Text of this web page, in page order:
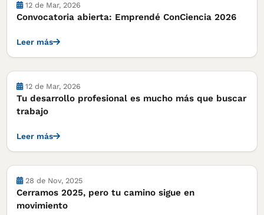
12 de Mar, 2026
Convocatoria abierta: Emprendé ConCiencia 2026
Leer más
12 de Mar, 2026
Tu desarrollo profesional es mucho más que buscar
trabajo
Leer más
28 de Nov, 2025
Cerramos 2025, pero tu camino sigue en
movimiento